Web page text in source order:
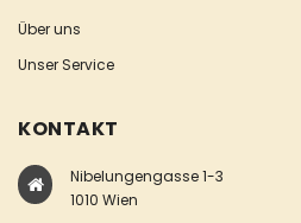
Über uns
Unser Service
KONTAKT
Nibelungengasse 1-3
1010 Wien